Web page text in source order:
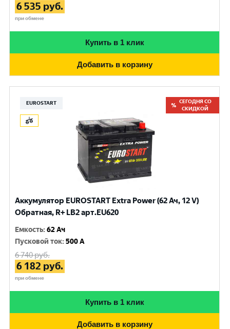
6 535 руб.
при обмене
Купить в 1 клик
Добавить в корзину
EUROSTART
СЕГОДНЯ СО
СКИДКОЙ
Аккумулятор EUROSTART Extra Power (62 Ач, 12 V)
Обратная, R+ LB2 арт.EU620
Емкость:62 Ач
Пусковой ток:500 A
6 740руб.
6 182 руб.
при обмене
Купить в 1 клик
Добавить в корзину